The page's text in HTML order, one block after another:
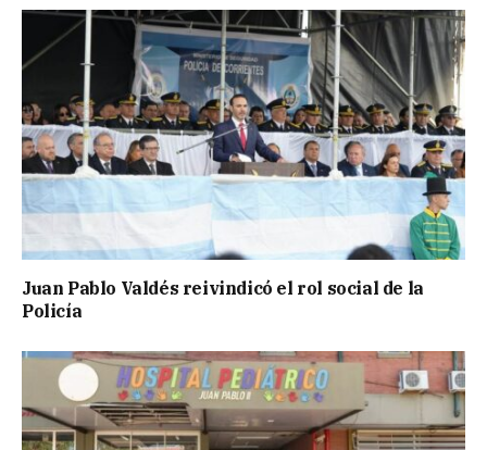
Juan Pablo Valdés reivindicó el rol social de la
Policía